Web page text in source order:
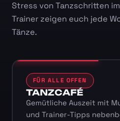
Stress von Tanzschritten
Trainer zeigen euch jede
Tänze.
FÜR ALLE OFFEN
TANZCAFÉ
Gemütliche Auszeit mit
und Trainer-Tipps